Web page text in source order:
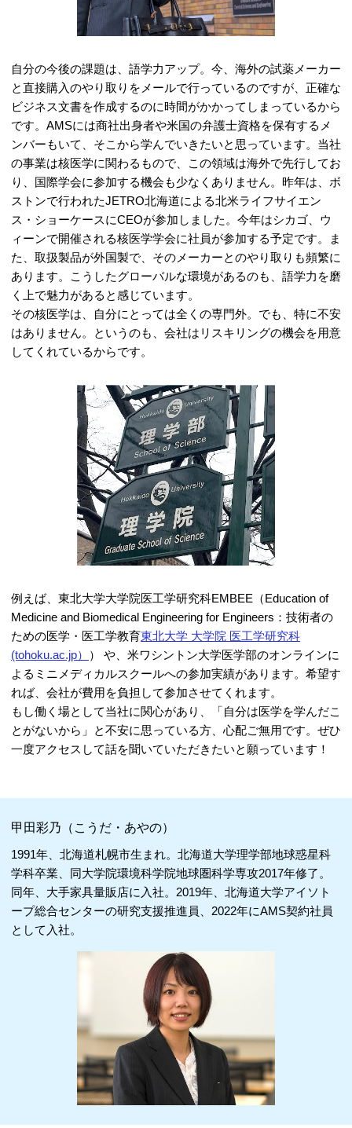
自分の今後の課題は、語学力アップ。今、海外の試薬メーカー
と直接購入のやり取りをメールで行っているのですが、正確な
ビジネス文書を作成するのに時間がかかってしまっているから
です。AMSには商社出身者や米国の弁護士資格を保有するメ
ンバーもいて、そこから学んでいきたいと思っています。当社
の事業は核医学に関わるもので、この領域は海外で先行してお
り、国際学会に参加する機会も少なくありません。昨年は、ボ
ストンで行われたJETRO北海道による北米ライフサイエン
ス・ショーケースにCEOが参加しました。今年はシカゴ、ウ
ィーンで開催される核医学学会に社員が参加する予定です。ま
た、取扱製品が外国製で、そのメーカーとのやり取りも頻繁に
あります。こうしたグローバルな環境があるのも、語学力を磨
く上で魅力があると感じています。
その核医学は、自分にとっては全くの専門外。でも、特に不安
はありません。というのも、会社はリスキリングの機会を用意
してくれているからです。
例えば、東北大学大学院医工学研究科EMBEE（Education of
Medicine and Biomedical Engineering for Engineers：技術者の
ための医学・医工学教育東北大学 大学院 医工学研究科
(tohoku.ac.jp）
） や、米ワシントン大学医学部のオンラインに
よるミニメディカルスクールへの参加実績があります。希望す
れば、会社が費用を負担して参加させてくれます。
もし働く場として当社に関心があり、「自分は医学を学んだこ
とがないから」と不安に思っている方、心配ご無用です。ぜひ
一度アクセスして話を聞いていただきたいと願っています！
甲田彩乃（こうだ・あやの）
1991年、北海道札幌市生まれ。北海道大学理学部地球惑星科
学科卒業、同大学院環境科学院地球圏科学専攻2017年修了。
同年、大手家具量販店に入社。2019年、北海道大学アイソト
ープ総合センターの研究支援推進員、2022年にAMS契約社員
として入社。